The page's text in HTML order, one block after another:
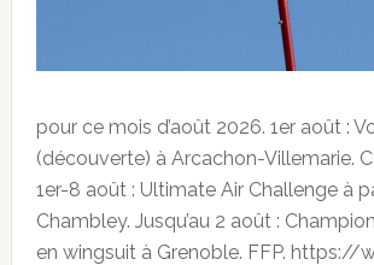
pour ce mois d’août 2026. 1er août :
(découverte) à Arcachon-Villemarie.
1er-8 août : Ultimate Air Challenge à
Chambley. Jusqu’au 2 août :
en wingsuit à Grenoble. FFP. https://